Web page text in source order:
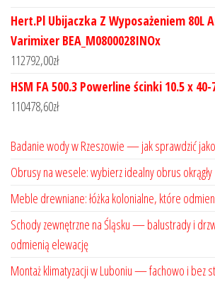
Hert.Pl Ubijaczka Z Wyposażeniem 80L
Varimixer BEA_M0800028INOx
112792,00zł
HSM FA 500.3 Powerline ścinki 10.5 x
110478,60zł
Badanie wody w Rzeszowie — jak sprawdzić
Obrusy na wesele: wybierz idealny obrus okrągły
Meble drewniane: łóżka kolonialne, które
Schody zewnętrzne na Śląsku — balustrady i
odmienią elewację
Montaż klimatyzacji w Luboniu — fachowo i bez